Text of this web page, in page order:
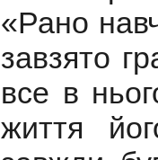
«Рано
завзято
все в
життя